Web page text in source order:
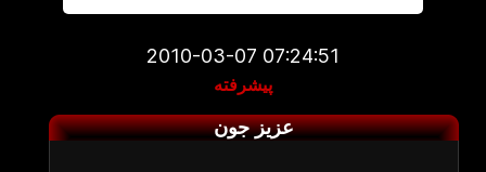
2010-03-07 07:24:51
پیشرفته
عزیز جون